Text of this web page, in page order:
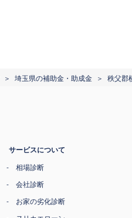
埼玉県の補助金・助成金 秩父郡
サービスについて
相場診断
会社診断
お家の劣化診断